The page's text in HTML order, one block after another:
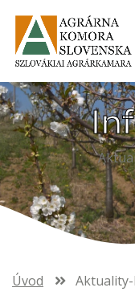
Úvod